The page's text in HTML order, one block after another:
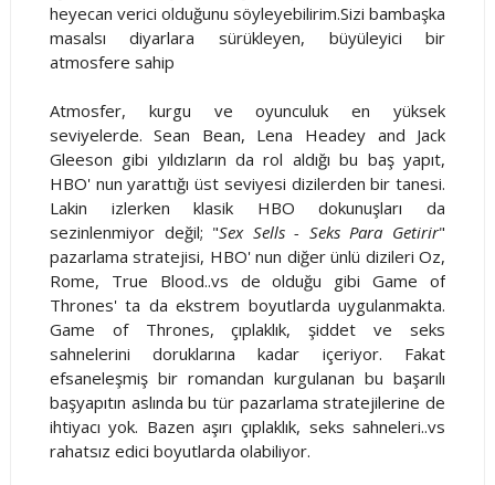
heyecan verici olduğunu söyleyebilirim.Sizi bambaşka
masalsı diyarlara sürükleyen, büyüleyici bir
atmosfere sahip
Atmosfer, kurgu ve oyunculuk en yüksek
seviyelerde. Sean Bean, Lena Headey and Jack
Gleeson gibi yıldızların da rol aldığı bu baş yapıt,
HBO' nun yarattığı üst seviyesi dizilerden bir tanesi.
Lakin izlerken klasik HBO dokunuşları da
sezinlenmiyor değil; "Sex Sells - Seks Para Getirir"
pazarlama stratejisi, HBO' nun diğer ünlü dizileri Oz,
Rome, True Blood..vs de olduğu gibi Game of
Thrones' ta da ekstrem boyutlarda uygulanmakta.
Game of Thrones, çıplaklık, şiddet ve seks
sahnelerini doruklarına kadar içeriyor. Fakat
efsaneleşmiş bir romandan kurgulanan bu başarılı
başyapıtın aslında bu tür pazarlama stratejilerine de
ihtiyacı yok. Bazen aşırı çıplaklık, seks sahneleri..vs
rahatsız edici boyutlarda olabiliyor.